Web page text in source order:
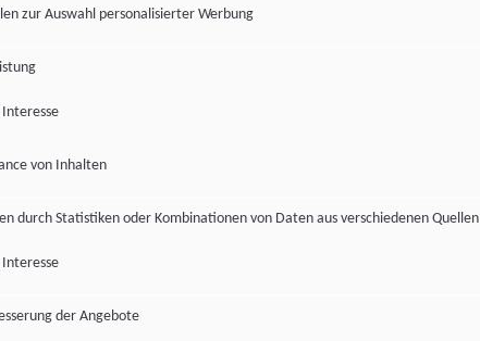
zur Auswahl personalisierter Werbung
von Inhalten
durch Statistiken oder Kombinationen von Daten aus verschiedenen Quellen
der Angebote